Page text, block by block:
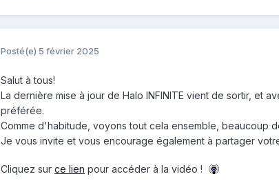
Posté(e) 5 février 2025
Salut à tous!
La dernière mise à jour de Halo INFINITE vient de sortir, et
préférée.
Comme d'habitude, voyons tout cela ensemble, beaucoup
Je vous invite et vous encourage également à partager
Cliquez sur ce lien pour accéder à la vidéo !